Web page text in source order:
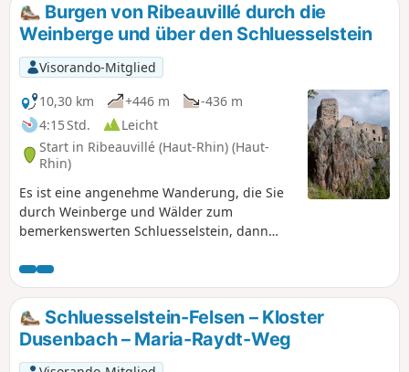
Burgen von Ribeauvillé durch die
Weinberge und über den Schluesselstein
Visorando-Mitglied
10,30 km
+446 m
-436 m
4:15 Std.
Leicht
Start in Ribeauvillé (Haut-Rhin) (Haut-
Rhin)
Es ist eine angenehme Wanderung, die Sie
durch Weinberge und Wälder zum
bemerkenswerten Schluesselstein, dann
zwei der drei Burgen von Ribeauvillé führt.
Einige Steigungen, aber insgesamt ist es
eine Strecke ohne große Schwierigkeiten.
Schluesselstein-Felsen – Kloster
Dusenbach – Maria-Raydt-Weg